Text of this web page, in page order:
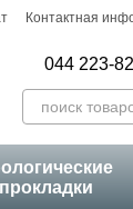
Контактная
044 223-
прокладки